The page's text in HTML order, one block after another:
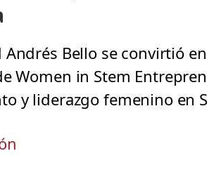
Andrés Bello se convirtió
Women in Stem
y liderazgo femenino en